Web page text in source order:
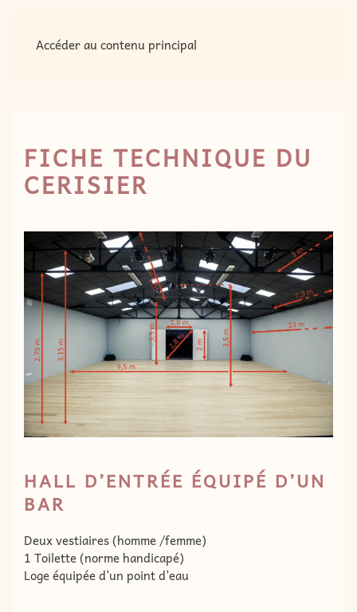
Accéder au contenu principal
MENU
FICHE TECHNIQUE DU
CERISIER
HALL D’ENTRÉE ÉQUIPÉ D’UN
BAR
Deux vestiaires (homme /femme)
1 Toilette (norme handicapé)
Loge équipée d’un point d’eau